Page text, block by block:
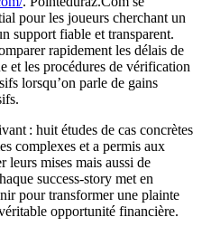
pour les joueurs cherchant un
support fiable et transparent.
rapidement les délais de
et les procédures de vérification
lorsqu’on parle de gains
: huit études de cas concrètes
complexes et a permis aux
leurs mises mais aussi de
success‑story met en
pour transformer une plainte
opportunité financière.